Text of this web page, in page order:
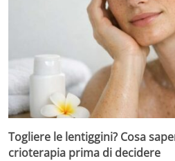
Togliere le lentiggini? Cosa
crioterapia prima di decidere